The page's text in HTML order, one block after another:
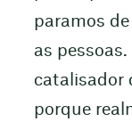
paramos
as
catalisador
porque